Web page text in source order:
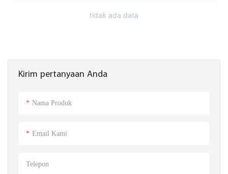
Kirim pertanyaan Anda
Nama Produk
Email Kami
Telepon
tidak ada data